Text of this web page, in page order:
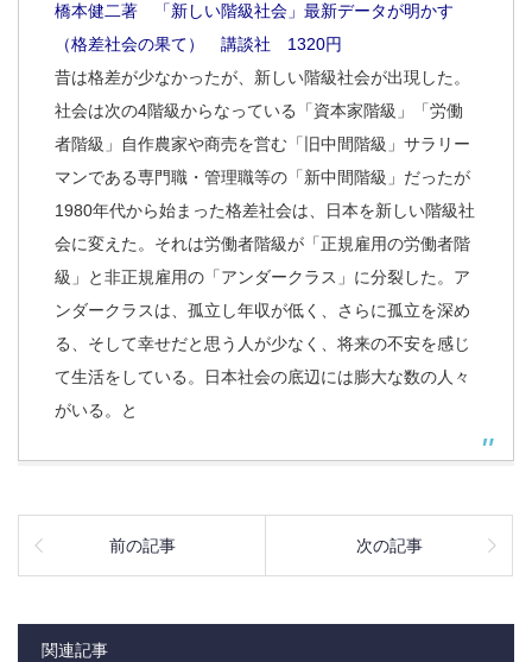
橋本健二著 「新しい階級社会」最新データが明かす
（格差社会の果て） 講談社 1320円
昔は格差が少なかったが、新しい階級社会が出現した。
社会は次の4階級からなっている「資本家階級」「労働
者階級」自作農家や商売を営む「旧中間階級」サラリー
マンである専門職・管理職等の「新中間階級」だったが
1980年代から始まった格差社会は、日本を新しい階級社
会に変えた。それは労働者階級が「正規雇用の労働者階
級」と非正規雇用の「アンダークラス」に分裂した。ア
ンダークラスは、孤立し年収が低く、さらに孤立を深め
る、そして幸せだと思う人が少なく、将来の不安を感じ
て生活をしている。日本社会の底辺には膨大な数の人々
がいる。と
前の記事 次の記事
関連記事